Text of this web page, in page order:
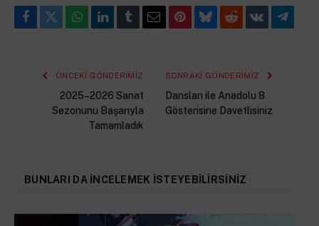
Facebook
TwitterWhatsApp
LinkedIn
Tumblr
E-
Adresiniz
PinterestBlueskyRedditVKontakte
ÖNCEKI GÖNDERIMIZ
2025–2026 Sanat
Sezonunu Başarıyla
Tamamladık
SONRAKI GÖNDERIMIZ
Dansları ile Anadolu 8
Gösterisine Davetlisiniz
BUNLARI DA INCELEMEK ISTEYEBILIRSINIZ